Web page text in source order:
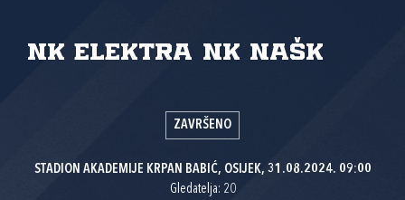
NK Elektra NK NAŠK
ZAVRŠENO
STADION AKADEMIJE KRPAN BABIĆ, OSIJEK, 31.08.2024. 09:00
Gledatelja: 20